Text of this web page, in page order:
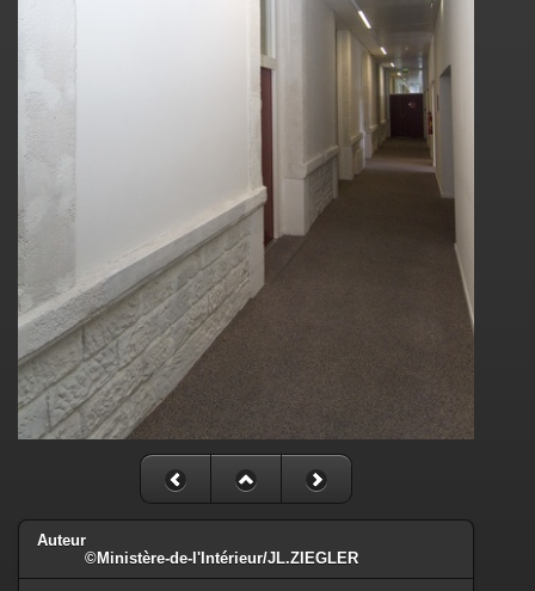
Auteur
©Ministère-de-l'Intérieur/JL.ZIEGLER